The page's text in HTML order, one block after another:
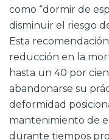
como “dormir de
disminuir el riesgo
Esta
reducción en la
hasta un 40 por
abandonarse su
deformidad
mantenimiento de
durante tiempos